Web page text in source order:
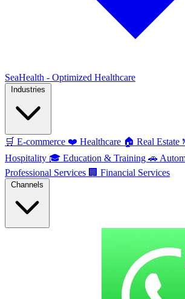
SeaHealth - Optimized Healthcare
🛒 E-commerce ❤️ Healthcare 🏠 Real Estate
Hospitality 🎓 Education & Training 🚗
Professional Services 🏢 Financial Services